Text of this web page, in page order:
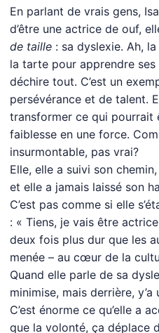
En parlant de vrais gens,
d’être une actrice de ouf,
de taille : sa dyslexie. Ah,
la tarte pour apprendre
déchire tout. C’est un
persévérance et de talent.
transformer ce qui pourrait
faiblesse en une force.
insurmontable, pas vrai?
Elle, elle a suivi son
et elle a jamais laissé son
C’est pas comme si elle
: « Tiens, je vais être
deux fois plus dur que les
menée – au cœur de la
Quand elle parle de sa
minimise, mais derrière,
C’est énorme ce qu’elle a
que la volonté, ça déplace